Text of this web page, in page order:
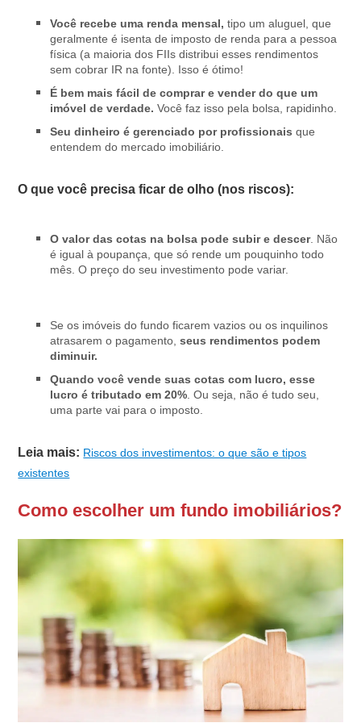
Você recebe uma renda mensal, tipo um aluguel, que
geralmente é isenta de imposto de renda para a pessoa
física (a maioria dos FIIs distribui esses rendimentos
sem cobrar IR na fonte). Isso é ótimo!
É bem mais fácil de comprar e vender do que um
imóvel de verdade. Você faz isso pela bolsa, rapidinho.
Seu dinheiro é gerenciado por profissionais que
entendem do mercado imobiliário.
O que você precisa ficar de olho (nos riscos):
O valor das cotas na bolsa pode subir e descer. Não
é igual à poupança, que só rende um pouquinho todo
mês. O preço do seu investimento pode variar.
Se os imóveis do fundo ficarem vazios ou os inquilinos
atrasarem o pagamento,seus rendimentos podem
diminuir.
Quando você vende suas cotas com lucro, esse
lucro é tributado em 20%. Ou seja, não é tudo seu,
uma parte vai para o imposto.
Leia mais: Riscos dos investimentos: o que são e tipos
existentes
Como escolher um fundo imobiliários?